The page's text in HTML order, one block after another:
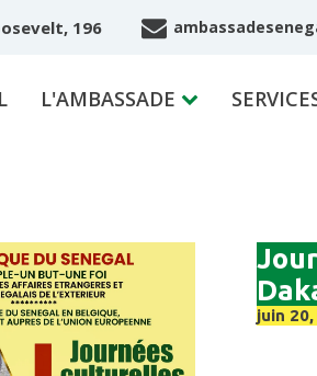
196
L'AMBASSADE
juin